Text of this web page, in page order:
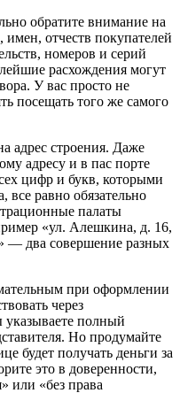
обратите внимание на
отчеств покупателей
номеров и серий
расхождения могут
У вас просто не
посещать того же самого
адрес строения. Даже
адресу и в пас порте
цифр и букв, которыми
все равно обязательно
палаты
«ул. Алешкина, д. 16,
— два совершение разных
при оформлении
через
указываете полный
Но продумайте
будет получать деньги за
это в доверенности,
или «без права